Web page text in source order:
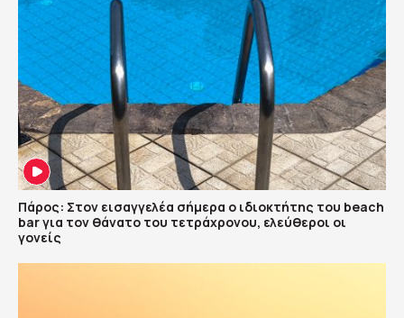
Πάρος: Στον εισαγγελέα σήμερα ο ιδιοκτήτης του beach
bar για τον θάνατο του τετράχρονου, ελεύθεροι οι
γονείς